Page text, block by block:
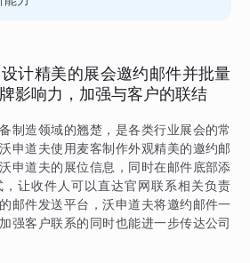
计精美的展会邀约邮件并批量
影响力，加强与客户的联结
制造领域的翘楚，是各类行业展会的常
申道夫使用麦客制作外观精美的邀约邮
申道夫的展位信息，同时在邮件底部添
让收件人可以直达官网联系相关负责
邮件发送平台，沃申道夫将邀约邮件一
强客户联系的同时也能进一步传达公司